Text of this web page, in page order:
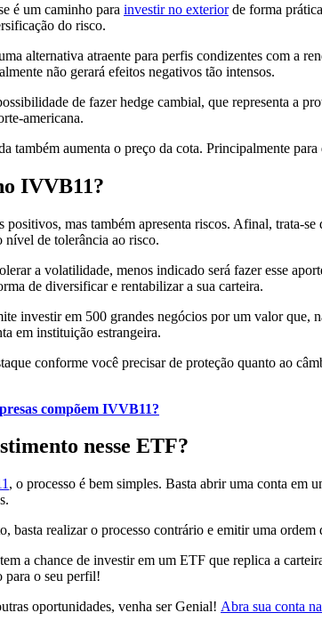
é um caminho para investir no exteriorde forma
do risco.
alternativa atraente para perfis condizentes com a
não gerará efeitos negativos tão intensos.
de fazer hedge cambial, que representa a
americana.
também aumenta o preço da cota. Principalmente
IVVB11?
positivos, mas também apresenta riscos. Afinal, trata-
nível de tolerância ao risco.
a volatilidade, menos indicado será fazer esse
de diversificar e rentabilizar a sua carteira.
investir em 500 grandes negócios por um valor que,
em instituição estrangeira.
conforme você precisar de proteção quanto ao
compõem IVVB11?
nesse ETF?
, o processo é bem simples. Basta abrir uma conta em
basta realizar o processo contrário e emitir uma
a chance de investir em um ETF que replica a
para o seu perfil!
oportunidades, venha ser Genial! Abra sua conta na